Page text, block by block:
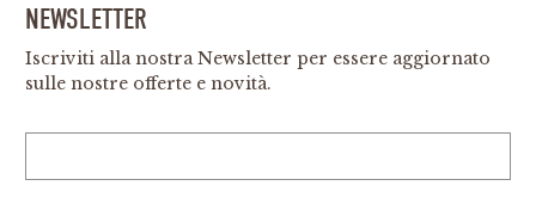
NEWSLETTER
Iscriviti alla nostra Newsletter per essere aggiornato
sulle nostre offerte e novità.